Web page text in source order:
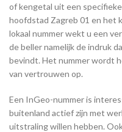
of kengetal uit een
hoofdstad Zagreb 01 en het
lokaal nummer wekt u een
de beller namelijk de indruk
bevindt. Het nummer wordt
van vertrouwen op.
Een InGeo-nummer is
buitenland actief zijn met
uitstraling willen hebben.